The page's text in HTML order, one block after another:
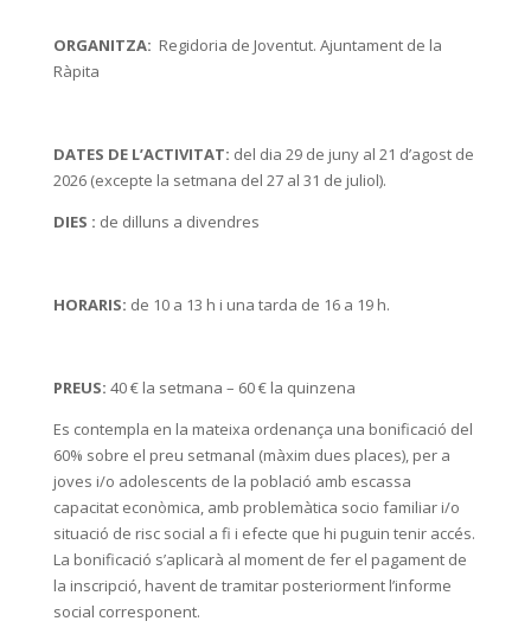
ORGANITZA: Regidoria de Joventut. Ajuntament de la
Ràpita
DATES DE L’ACTIVITAT: del dia 29 de juny al 21 d’agost de
2026 (excepte la setmana del 27 al 31 de juliol).
DIES : de dilluns a divendres
HORARIS: de 10 a 13 h i una tarda de 16 a 19 h.
PREUS: 40 € la setmana – 60 € la quinzena
Es contempla en la mateixa ordenança una bonificació del
60% sobre el preu setmanal (màxim dues places), per a
joves i/o adolescents de la població amb escassa
capacitat econòmica, amb problemàtica socio familiar i/o
situació de risc social a fi i efecte que hi puguin tenir accés.
La bonificació s’aplicarà al moment de fer el pagament de
la inscripció, havent de tramitar posteriorment l’informe
social corresponent.